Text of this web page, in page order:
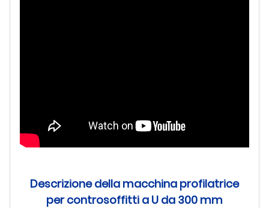
Descrizione della macchina profilatrice
per controsoffitti a U da 300 mm